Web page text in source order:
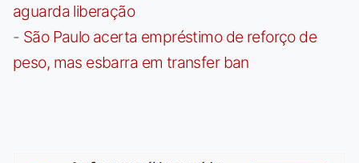
aguarda liberação
- São Paulo acerta empréstimo de reforço de
peso, mas esbarra em transfer ban